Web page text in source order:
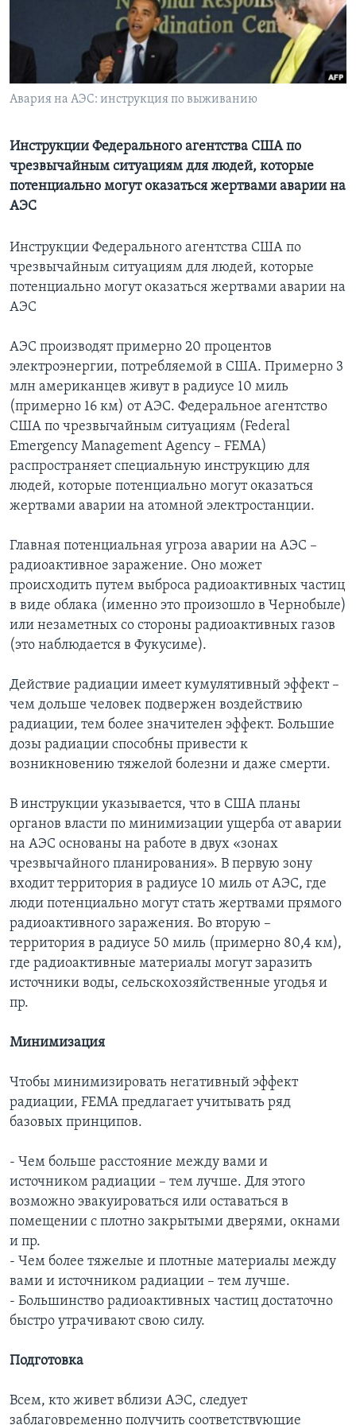
СОЦИАЛЬНЫЕ СЕТИ
Языки
Авария на АЭС: инструкция по выживанию
Инструкции Федерального агентства США по
чрезвычайным ситуациям для людей, которые
потенциально могут оказаться жертвами аварии на
АЭС
Инструкции Федерального агентства США по
чрезвычайным ситуациям для людей, которые
потенциально могут оказаться жертвами аварии на
АЭС
АЭС производят примерно 20 процентов
электроэнергии, потребляемой в США. Примерно 3
млн американцев живут в радиусе 10 миль
(примерно 16 км) от АЭС. Федеральное агентство
США по чрезвычайным ситуациям (Federal
Emergency Management Agency – FEMA)
распространяет специальную инструкцию для
людей, которые потенциально могут оказаться
жертвами аварии на атомной электростанции.
Главная потенциальная угроза аварии на АЭС –
радиоактивное заражение. Оно может
происходить путем выброса радиоактивных частиц
в виде облака (именно это произошло в Чернобыле)
или незаметных со стороны радиоактивных газов
(это наблюдается в Фукусиме).
Действие радиации имеет кумулятивный эффект –
чем дольше человек подвержен воздействию
радиации, тем более значителен эффект. Большие
дозы радиации способны привести к
возникновению тяжелой болезни и даже смерти.
В инструкции указывается, что в США планы
органов власти по минимизации ущерба от аварии
на АЭС основаны на работе в двух «зонах
чрезвычайного планирования». В первую зону
входит территория в радиусе 10 миль от АЭС, где
люди потенциально могут стать жертвами прямого
радиоактивного заражения. Во вторую –
территория в радиусе 50 миль (примерно 80,4 км),
где радиоактивные материалы могут заразить
источники воды, сельскохозяйственные угодья и
пр.
Минимизация
Чтобы минимизировать негативный эффект
радиации, FEMA предлагает учитывать ряд
базовых принципов.
- Чем больше расстояние между вами и
источником радиации – тем лучше. Для этого
возможно эвакуироваться или оставаться в
помещении с плотно закрытыми дверями, окнами
и пр.
- Чем более тяжелые и плотные материалы между
вами и источником радиации – тем лучше.
- Большинство радиоактивных частиц достаточно
быстро утрачивают свою силу.
Подготовка
Всем, кто живет вблизи АЭС, следует
заблаговременно получить соответствующие